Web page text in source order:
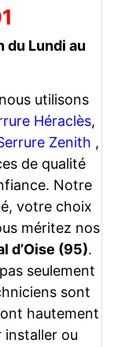
du Lundi au
utilisons
Héraclès,
Zenith ,
de qualité
Notre
votre choix
méritez nos
d’Oise (95).
seulement
sont
hautement
installer ou